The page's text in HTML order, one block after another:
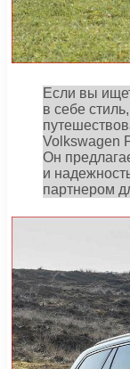
Если вы
в себе
Volkswagen
Он
и
партнером